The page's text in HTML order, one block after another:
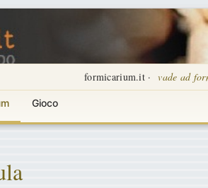
formicarium.it · vade ad
Gioco